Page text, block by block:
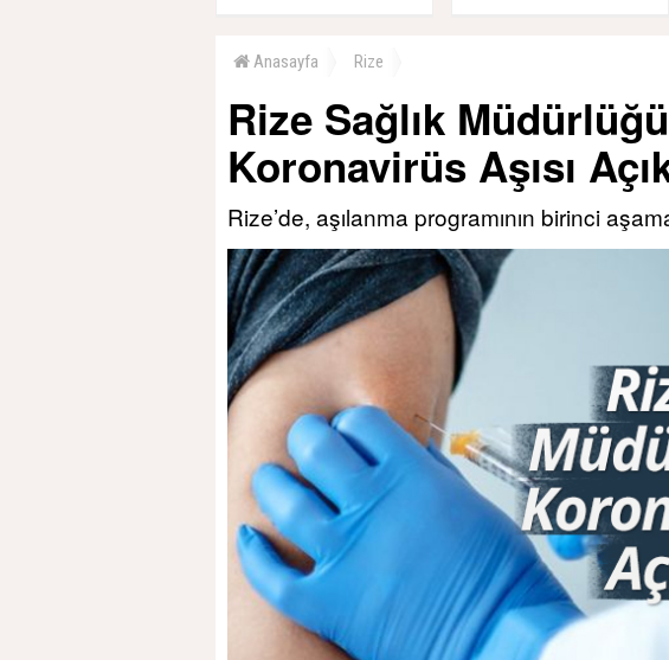
Anasayfa Rize
Rize Sağlık
Koronavirüs Aşısı
Rize’de, aşılanma programının birinci